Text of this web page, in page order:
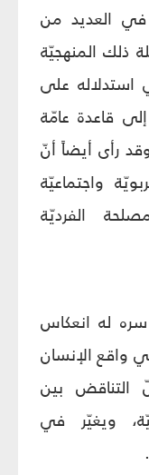
في العديد من
ذلك المنهجيّة
استدلاله على
قاعدة عامّة
رأى أيضاً أنّ
واجتماعيّة
الفرديّة
له انعكاس
واقع الإنسان
التناقض بين
ويغيّر في